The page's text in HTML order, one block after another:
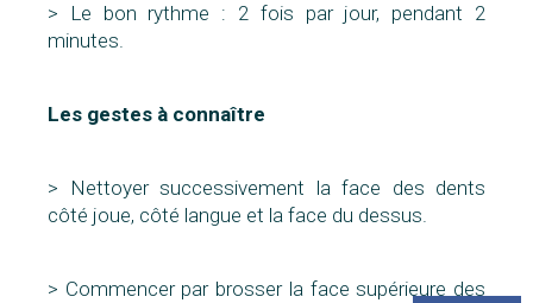
> Le bon rythme : 2 fois par jour, pendant 2
minutes.
Les gestes à connaître
> Nettoyer successivement la face des dents
côté joue, côté langue et la face du dessus.
> Commencer par brosser la face supérieure des